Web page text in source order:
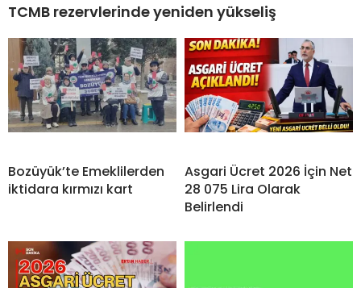
TCMB rezervlerinde yeniden yükseliş
Bozüyük’te Emeklilerden
iktidara kırmızı kart
Asgari Ücret 2026 İçin Net
28 075 Lira Olarak
Belirlendi